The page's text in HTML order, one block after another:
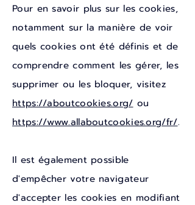
Pour en savoir plus sur les cookies,
notamment sur la manière de voir
quels cookies ont été définis et de
comprendre comment les gérer, les
supprimer ou les bloquer, visitez
https://aboutcookies.org/ ou
https://www.allaboutcookies.org/fr/.
Il est également possible
d'empêcher votre navigateur
d'accepter les cookies en modifiant